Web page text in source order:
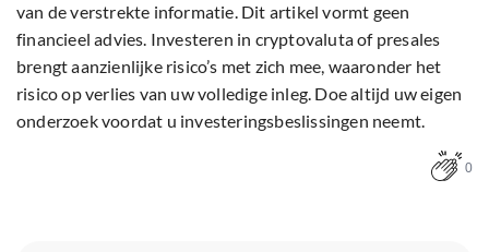
van de verstrekte informatie. Dit artikel vormt geen
financieel advies. Investeren in cryptovaluta of presales
brengt aanzienlijke risico’s met zich mee, waaronder het
risico op verlies van uw volledige inleg. Doe altijd uw eigen
onderzoek voordat u investeringsbeslissingen neemt.
0